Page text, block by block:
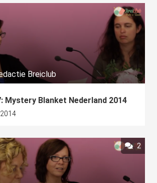
Breiclub
Mystery Blanket Nederland 2014
2